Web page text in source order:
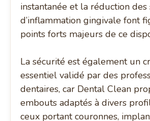
instantanée et la réduction des
d’inflammation gingivale font
points forts majeurs de ce
La sécurité est également un
essentiel validé par des
dentaires, car Dental Clean
embouts adaptés à divers
ceux portant couronnes,